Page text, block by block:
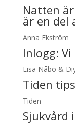
Natten
är en del
Anna Ekström
Inlogg:
Lisa Nåbo &
Tiden
Tiden
Sjukvård